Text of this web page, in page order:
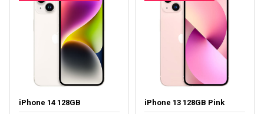
iPhone 14 128GB iPhone 13 128GB Pink